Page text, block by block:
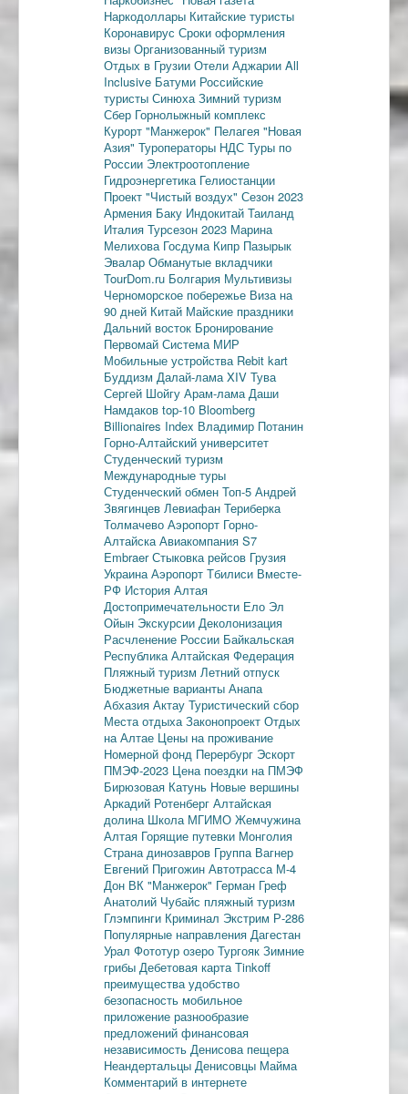
Наркодоллары Китайские туристы
Коронавирус Сроки оформления
визы Организованный туризм
Отдых в Грузии Отели Аджарии All
Inclusive Батуми Российские
туристы СинюхаЗимний туризм
Сбер Горнолыжный комплекс
Курорт "Манжерок" Пелагея "Новая
Азия" Туроператоры НДС Туры по
России Электроотопление
Гидроэнергетика Гелиостанции
Проект "Чистый воздух" Сезон 2023
Армения Баку Индокитай Таиланд
Италия Турсезон 2023 Марина
Мелихова Госдума Кипр Пазырык
Эвалар Обманутые вкладчики
TourDom.ru Болгария Мультивизы
Черноморское побережье Виза на
90 дней Китай Майские праздники
Дальний восток Бронирование
Первомай Система МИР
Мобильные устройства Rebit kart
Буддизм Далай-лама XIV Тува
Сергей Шойгу Арам-ламаДаши
Намдаков top-10 Bloomberg
Billionaires Index Владимир Потанин
Горно-Алтайский университет
Студенческий туризм
Международные туры
Студенческий обмен Топ-5 Андрей
Звягинцев Левиафан Териберка
Толмачево Аэропорт Горно-
АлтайскаАвиакомпания S7
EmbraerСтыковка рейсов Грузия
УкраинаАэропорт Тбилиси Вместе-
РФ История Алтая
Достопримечательности Ело Эл
Ойын Экскурсии Деколонизация
Расчленение России Байкальская
РеспубликаАлтайская Федерация
Пляжный туризм Летний отпуск
Бюджетные варианты Анапа
Абхазия Актау Туристический сбор
Места отдыхаЗаконопроект Отдых
на Алтае Цены на проживание
Номерной фонд Перербург Эскорт
ПМЭФ-2023 Цена поездки на ПМЭФ
Бирюзовая Катунь Новые вершины
Аркадий Ротенберг Алтайская
долина Школа МГИМО Жемчужина
Алтая Горящие путевки Монголия
Страна динозавров Группа Вагнер
Евгений Пригожин Автотрасса М-4
Дон ВК "Манжерок" Герман Греф
Анатолий Чубайс пляжный туризм
Глэмпинги Криминал Экстрим Р-286
Популярные направления Дагестан
Урал Фототур озеро Тургояк Зимние
грибы Дебетовая картаTinkoff
преимуществаудобство
безопасность мобильное
приложение разнообразие
предложений финансовая
независимость Денисова пещера
Неандертальцы Денисовцы Майма
Комментарий в интернете